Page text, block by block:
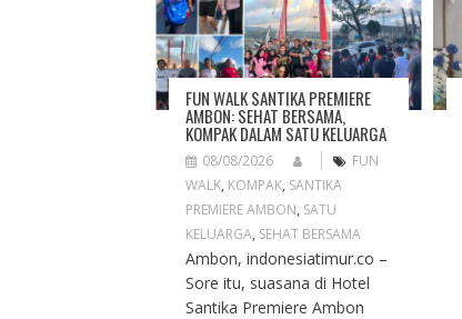
G
A
T
O
FUN WALK SANTIKA PREMIERE
AMBON: SEHAT BERSAMA,
KOMPAK DALAM SATU KELUARGA
08/08/2026
FUN
WALK, KOMPAK, SANTIKA
PREMIERE AMBON, SATU
KELUARGA, SEHAT BERSAMA
Ambon, indonesiatimur.co –
Sore itu, suasana di Hotel
Santika Premiere Ambon